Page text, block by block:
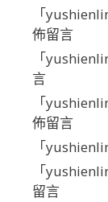
「
佈留言
「
言
「
佈留言
「
「
留言